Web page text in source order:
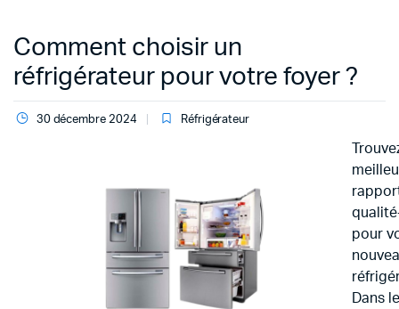
Comment choisir un
réfrigérateur pour votre foyer ?
30 décembre 2024 Réfrigérateur
pour
Dans